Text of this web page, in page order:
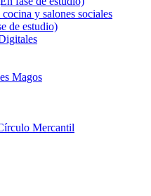
y salones sociales
de estudio)
Magos
Mercantil